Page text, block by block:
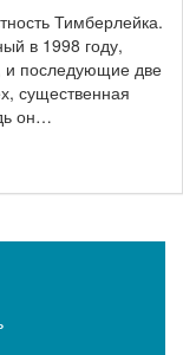
Тимберлейка.
в 1998 году,
и последующие две
существенная
он…